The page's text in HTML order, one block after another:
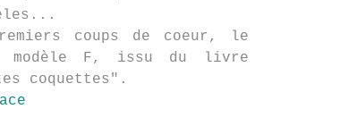
coups de coeur, le
- modèle F, issu du livre
coquettes".